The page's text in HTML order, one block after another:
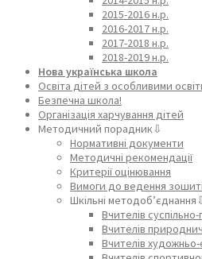
2015-2016 н.р.
2016-2017 н.р.
2017-2018 н.р.
2018-2019 н.р.
Нова українська школа
Освіта дітей з особливими
Безпечна школа!
Організація харчування дітей
Методичний порадник⇩
Нормативні документи
Методичні рекомендації
Критерії оцінювання
Вимоги до ведення
Шкільні
Вчителів
Вчителів
Вчителів